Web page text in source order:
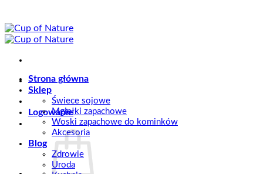
do
zawartości
Logowanie
Strona główna
Sklep
Świece sojowe
Mgiełki zapachowe
Woski zapachowe do kominków
Akcesoria
Blog
Zdrowie
Uroda